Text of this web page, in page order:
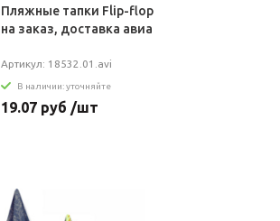
Пляжные тапки Flip-flop
на заказ, доставка авиа
Артикул: 18532.01.avi
В наличии: уточняйте
19.07 руб /шт